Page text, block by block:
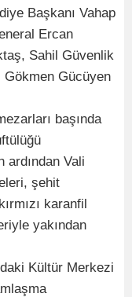
Başkanı Vahap
Ercan
Sahil Güvenlik
Gökmen Gücüyen
başında
ardından Vali
şehit
karanfil
yakından
Kültür Merkezi